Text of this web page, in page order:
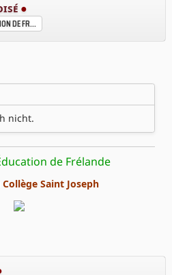
●
MINISTRE DE L'ÉDUCATION DE FRÉLANDE
nicht.
de Frélande
Saint Joseph